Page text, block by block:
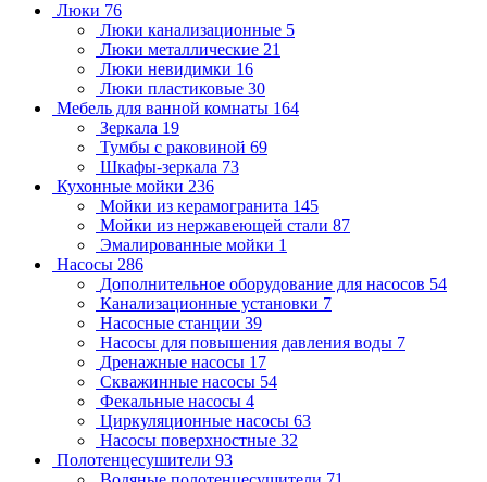
Люки 76
Люки канализационные 5
Люки металлические 21
Люки невидимки 16
Люки пластиковые 30
Мебель для ванной комнаты 164
Зеркала 19
Тумбы с раковиной 69
Шкафы-зеркала 73
Кухонные мойки 236
Мойки из керамогранита 145
Мойки из нержавеющей стали 87
Эмалированные мойки 1
Насосы 286
Дополнительное оборудование для насосов 54
Канализационные установки 7
Насосные станции 39
Насосы для повышения давления воды 7
Дренажные насосы 17
Скважинные насосы 54
Фекальные насосы 4
Циркуляционные насосы 63
Насосы поверхностные 32
Полотенцесушители 93